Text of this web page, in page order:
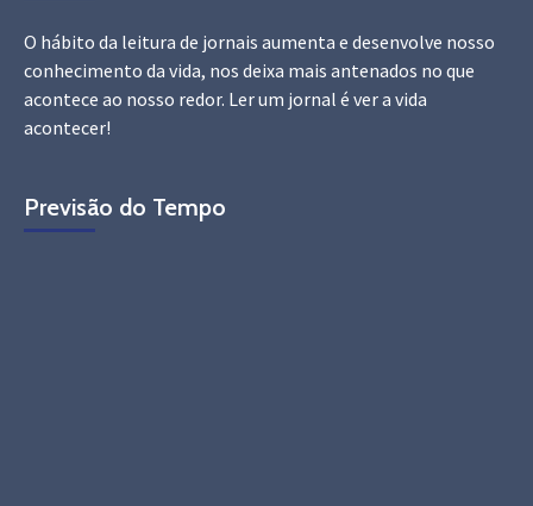
O hábito da leitura de jornais aumenta e desenvolve nosso
conhecimento da vida, nos deixa mais antenados no que
acontece ao nosso redor. Ler um jornal é ver a vida
acontecer!
Previsão do Tempo